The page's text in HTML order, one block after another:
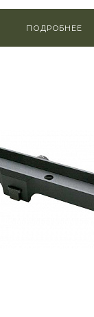
ПОДРОБНЕЕ